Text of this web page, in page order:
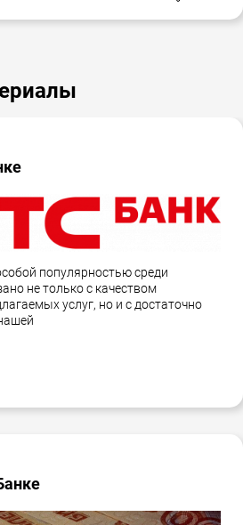
популярностью среди
не только с качеством
услуг, но и с достаточно